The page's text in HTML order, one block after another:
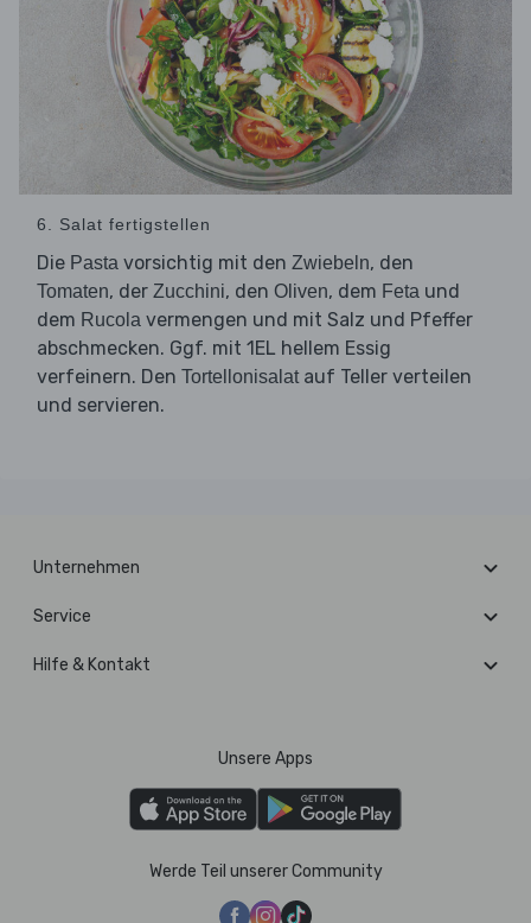
6. Salat fertigstellen
Die Pasta vorsichtig mit den Zwiebeln, den
Tomaten, der Zucchini, den Oliven, dem Feta und
dem Rucola vermengen und mit Salz und Pfeffer
abschmecken. Ggf. mit 1EL hellem Essig
verfeinern. Den Tortellonisalatauf Teller verteilen
und servieren.
Unternehmen
Service
Hilfe & Kontakt
Unsere Apps
Werde Teil unserer Community